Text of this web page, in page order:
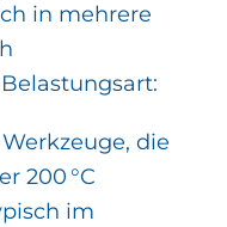
in mehrere
die
200 °C
im